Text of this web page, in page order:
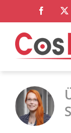
springen